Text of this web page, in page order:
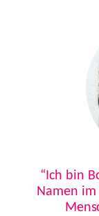
“Ich bin
Namen